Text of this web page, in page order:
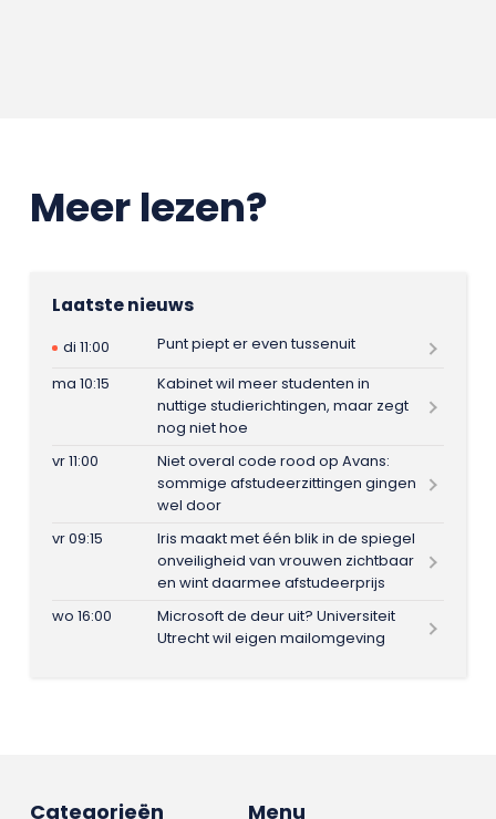
Meer lezen?
Laatste nieuws
di 11:00
Punt piept er even tussenuit
ma 10:15
Kabinet wil meer studenten in
nuttige studierichtingen, maar zegt
nog niet hoe
vr 11:00
Niet overal code rood op Avans:
sommige afstudeerzittingen gingen
wel door
vr 09:15
Iris maakt met één blik in de spiegel
onveiligheid van vrouwen zichtbaar
en wint daarmee afstudeerprijs
wo 16:00
Microsoft de deur uit? Universiteit
Utrecht wil eigen mailomgeving
Menu
Categorieën